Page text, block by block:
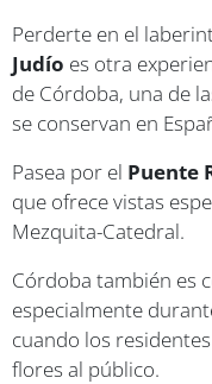
Perderte en el
Judío es otra
de Córdoba, una de
se conservan en
Pasea por el Puente
que ofrece vistas
Mezquita-Catedral.
Córdoba también es
especialmente
cuando los
flores al público.